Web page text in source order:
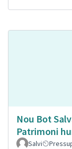
Nou Bot
Patrimoni
Salvi